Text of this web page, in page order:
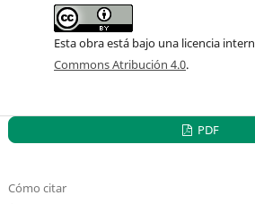
Esta obra está bajo una licencia
Commons Atribución 4.0.
PDF
Cómo citar